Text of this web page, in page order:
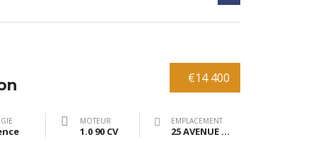
€14 400
MOTEUR
1.0 90 CV
EMPLACEMENT
25 AVENUE DE BRANNE 33370 TRESSES